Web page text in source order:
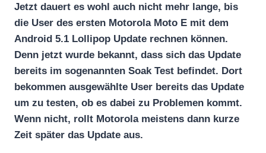
Jetzt dauert es wohl auch nicht mehr lange, bis
die User des ersten Motorola Moto E mit dem
Android 5.1 Lollipop Update rechnen können.
Denn jetzt wurde bekannt, dass sich das Update
bereits im sogenannten Soak Test befindet. Dort
bekommen ausgewählte User bereits das Update
um zu testen, ob es dabei zu Problemen kommt.
Wenn nicht, rollt Motorola meistens dann kurze
Zeit später das Update aus.